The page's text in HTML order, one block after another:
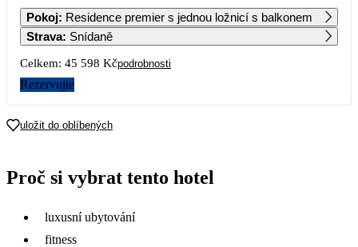
5
19
22 909
22 799
Pokoj:
Residence premier s jednou ložnicí s balkonem
Strava: Snídaně
Celkem: 45 598 Kčpodrobnosti
Rezervujte
uložit do oblíbených
Proč si vybrat tento hotel
luxusní ubytování
fitness